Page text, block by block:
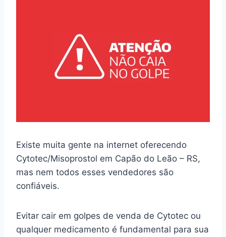
Existe muita gente na internet oferecendo
Cytotec/Misoprostol em Capão do Leão – RS,
mas nem todos esses vendedores são
confiáveis.
Evitar cair em golpes de venda de Cytotec ou
qualquer medicamento é fundamental para sua